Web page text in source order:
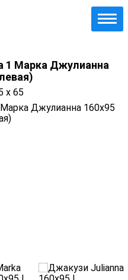
1 Марка Джулианна
x 65